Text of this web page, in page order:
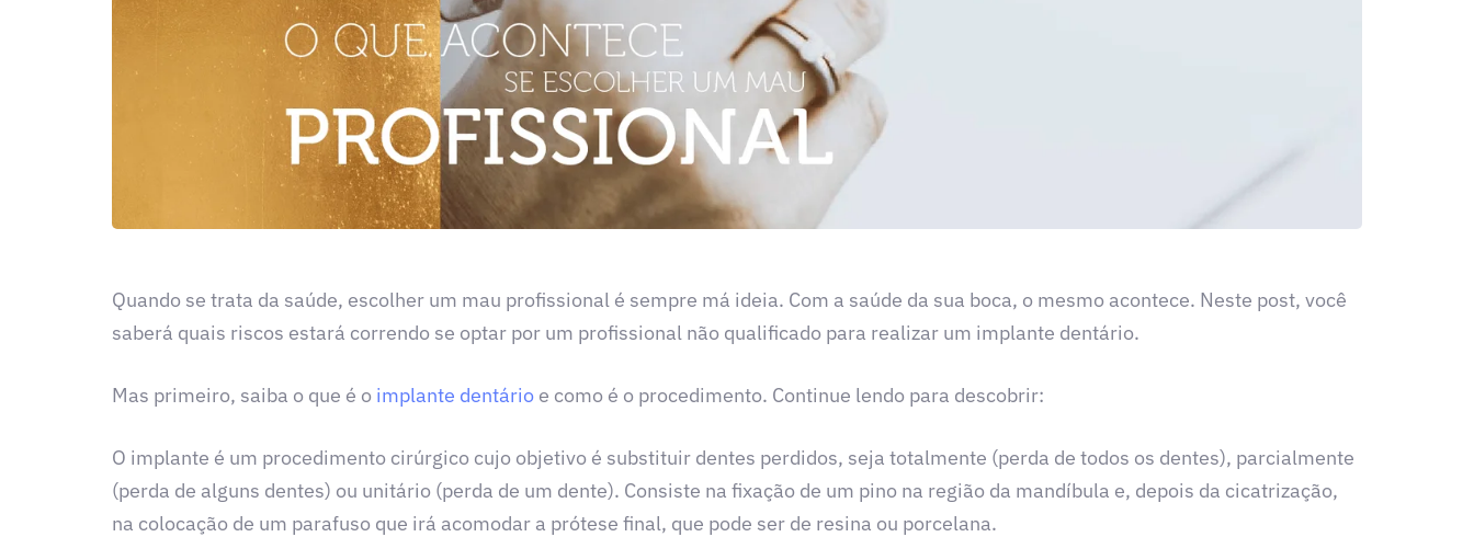
Quando se trata da saúde, escolher um mau profissional é sempre má ideia. Com a saúde da sua boca, o mesmo acontece. Neste post, você
saberá quais riscos estará correndo se optar por um profissional não qualificado para realizar um implante dentário.
Mas primeiro, saiba o que é o implante dentário e como é o procedimento. Continue lendo para descobrir:
O implante é um procedimento cirúrgico cujo objetivo é substituir dentes perdidos, seja totalmente (perda de todos os dentes), parcialmente
(perda de alguns dentes) ou unitário (perda de um dente). Consiste na fixação de um pino na região da mandíbula e, depois da cicatrização,
na colocação de um parafuso que irá acomodar a prótese final, que pode ser de resina ou porcelana.